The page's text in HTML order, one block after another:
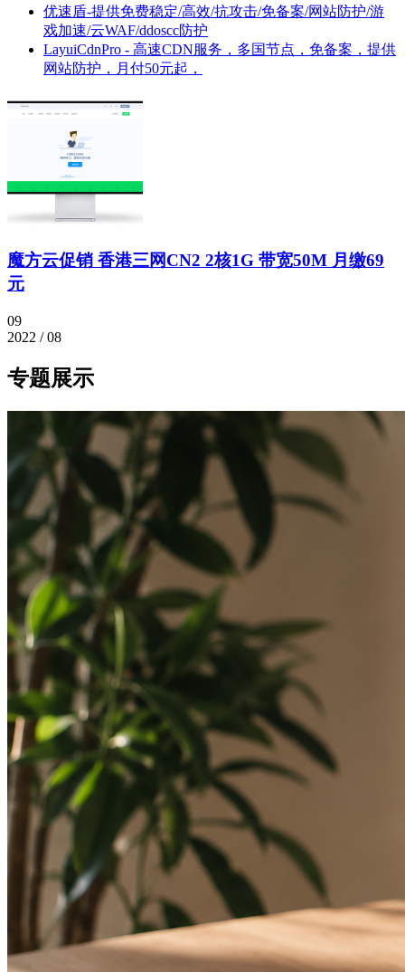
优速盾-提供免费稳定/高效/抗攻击/免备案/网站防护/游
戏加速/云WAF/ddoscc防护
LayuiCdnPro - 高速CDN服务，多国节点，免备案，提供
网站防护，月付50元起，
魔方云促销 香港三网CN2 2核1G 带宽50M 月缴69
元
09
2022 / 08
专题展示